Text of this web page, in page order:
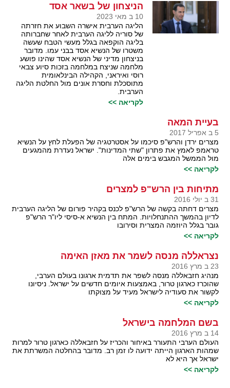
הניצחון של בשאר אסד
10 ב מאי 2023
הליגה הערבית אישרה השבוע את חזרתה
של סוריה לליגה הערבית לאחר שחברותה
בליגה הוקפאה בגלל מעשי הטבח שעשה
משטרו של הנשיא אסד בבני עמו. מדובר
בניצחון מדיני של הנשיא אסד שהינו פושע
מלחמה שניצח במלחמה בזכות סיוע צבאי
רוסי ואיראני, הקהילה הבינלאומית
מתוסכלת וחסרת אונים מול החלטת הליגה
הערבית.
לקריאה >>
בעיית המאה
5 ב אפריל 2017
מצרים ירדן והרש"פ סיכמו על אסטרטגיה של הפעלת לחץ על הנשיא
טראמפ לאמץ את פתרון "שתי המדינות". ישראל נעדרת מהמגעים
מול הממשל המגבש בימים אלה
לקריאה >>
מתיחות בין הרש"פ למצרים
31 ב יולי 2016
מצרים דחתה בקשה של הרש"פ לכנס בקהיר פורום של הליגה הערבית
לדיון בהמשך ההתנחלויות. המתח בין הנשיא א-סיסי ליו"ר הרש"פ
גובר בגלל היוזמה המצרית וסירובו
לקריאה >>
נצראללה מנסה לשמר את מאזן האימה
23 ב מרץ 2016
מנהיג חזבאללה מנסה לשפר את תדמית ארגונו בעולם הערבי,
שהוכרז כארגון טרור, באמצעות איומים חדשים על ישראל. ניסיונו
לקשור את סעודיה לישראל מעיד על מצוקתו
לקריאה >>
בשם המלחמה בישראל
14 ב מרץ 2016
העולם הערבי התעורר באיחור והכריז על חזבאללה כארגון טרור למרות
שמהות הארגון הייתה ידועה לו זמן רב. מדובר בהחלטה המשרתת את
ישראל אך היא לא
לקריאה >>